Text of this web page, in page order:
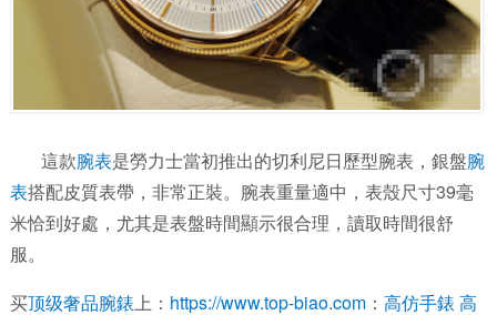
這款腕表是勞力士當初推出的切利尼日歷型腕表，銀盤腕
表搭配皮質表帶，非常正裝。腕表重量適中，表殼尺寸39毫
米恰到好處，尤其是表盤時間顯示很合理，讀取時間很舒
服。
买顶级奢品腕錶上： https://www.top-biao.com： 高仿手錶 高